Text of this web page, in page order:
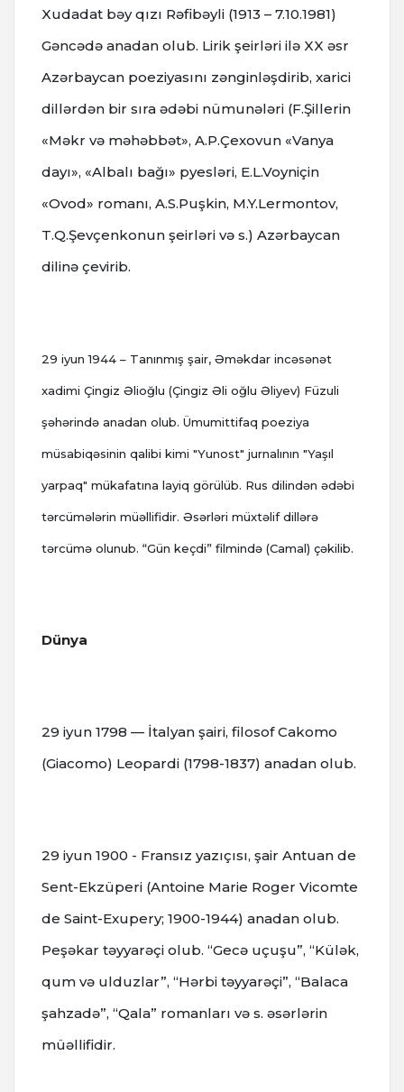
Xudadat bəy qızı Rəfibəyli (1913 – 7.10.1981)
Gəncədə anadan olub. Lirik şeirləri ilə XX əsr
Azərbaycan poeziyasını zənginləşdirib, xarici
dillərdən bir sıra ədəbi nümunələri (F.Şillerin
«Məkr və məhəbbət», A.P.Çexovun «Vanya
dayı», «Albalı bağı» pyesləri, E.L.Voyniçin
«Ovod» romanı, A.S.Puşkin, M.Y.Lermontov,
T.Q.Şevçenkonun şeirləri və s.) Azərbaycan
dilinə çevirib.
29 iyun 1944 – Tanınmış şair, Əməkdar incəsənət
xadimi Çingiz Əlioğlu (Çingiz Əli oğlu Əliyev) Füzuli
şəhərində anadan olub. Ümumittifaq poeziya
müsabiqəsinin qalibi kimi "Yunost" jurnalının "Yaşıl
yarpaq" mükafatına layiq görülüb. Rus dilindən ədəbi
tərcümələrin müəllifidir. Əsərləri müxtəlif dillərə
tərcümə olunub. “Gün keçdi” filmində (Camal) çəkilib.
Dünya
29 iyun 1798 — İtalyan şairi, filosof Cakomo
(Giacomo) Leopardi (1798-1837) anadan olub.
29 iyun 1900 - Fransız yazıçısı, şair Antuan de
Sent-Ekzüperi (Antoine Marie Roger Vicomte
de Saint-Exupery; 1900-1944) anadan olub.
Peşəkar təyyarəçi olub. “Gecə uçuşu”, “Külək,
qum və ulduzlar”, “Hərbi təyyarəçi”, “Balaca
şahzadə”, “Qala” romanları və s. əsərlərin
müəllifidir.